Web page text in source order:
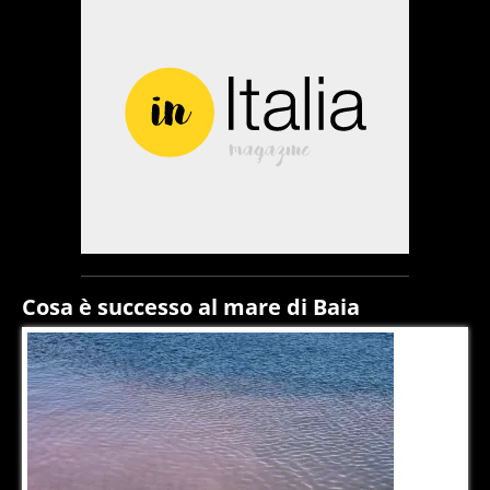
Cosa è successo al mare di Baia